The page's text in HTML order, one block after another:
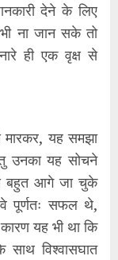
देने के लिए
ना जान सके तो
ही एक वृक्ष से
मारकर, यह समझा
उनका यह सोचने
बहुत आगे जा चुके
पूर्णतः सफल थे,
यह भी था कि
विश्वासघात